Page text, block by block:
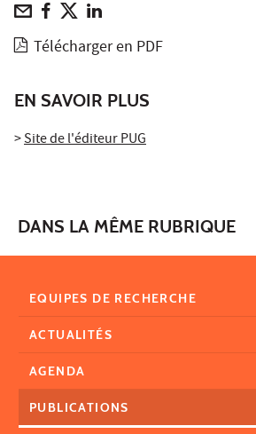
Télécharger en PDF
EN SAVOIR PLUS
>Site de l'éditeur PUG
DANS LA MÊME RUBRIQUE
EQUIPES DE RECHERCHE
ACTUALITÉS
AGENDA
PUBLICATIONS